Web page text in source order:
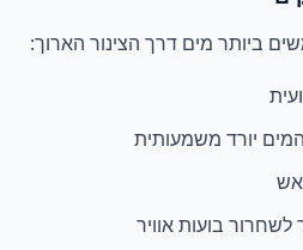
ביותר מים דרך הצינור הארוך:
יורד משמעותית
בועות אוויר